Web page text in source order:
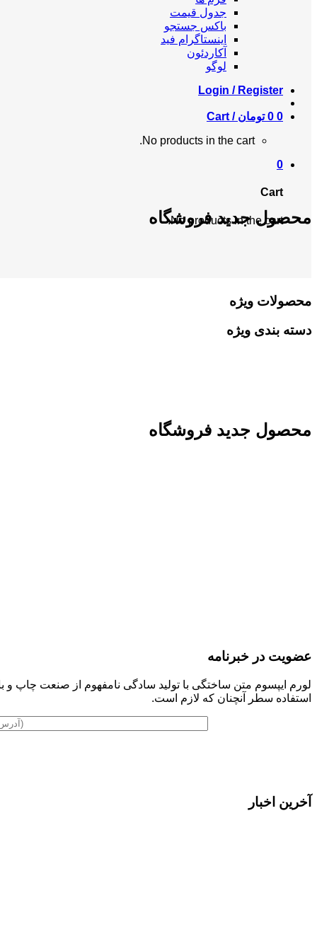
جدول قیمت
باکس جستجو
اینستاگرام فید
آکاردئون
لوگو
Login / Register
Cart / 0 تومان
0
No products in the cart.
0
Cart
No products in the cart.
محصول جدید فروشگاه
محصول جدید فروشگاه
محصولات ویژه
دسته بندی ویژه
عضویت در خبرنامه
لورم ایپسوم متن ساختگی با تولید سادگی نامفهوم از صنعت چاپ و
استفاده سطر آنچنان که لازم است.
آخرین اخبار